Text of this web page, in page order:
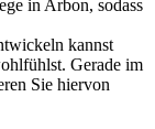
in Arbon, sodass
kannst
Gerade im
Sie hiervon